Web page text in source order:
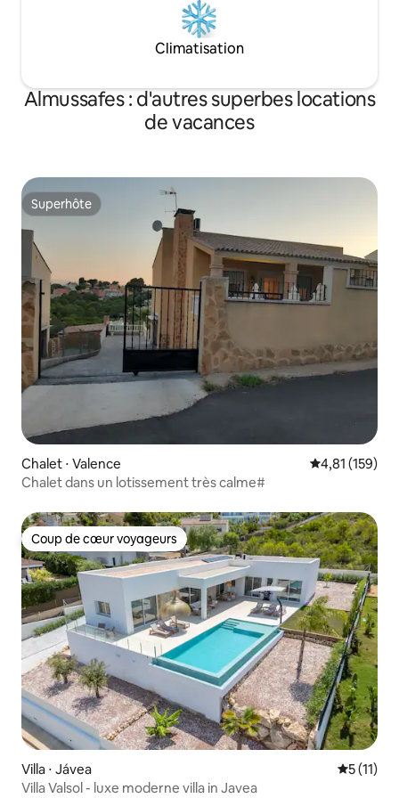
Climatisation
Almussafes : d'autres superbes locations
de vacances
Superhôte
Superhôte
Chalet ⋅ Valence Évaluation
4,81 (159)
Chalet dans un lotissement très calme#
Coup de cœur voyageurs
Coup de cœur voyageurs
Villa ⋅ Jávea
5 (11)
Villa Valsol - luxe moderne villa in Javea